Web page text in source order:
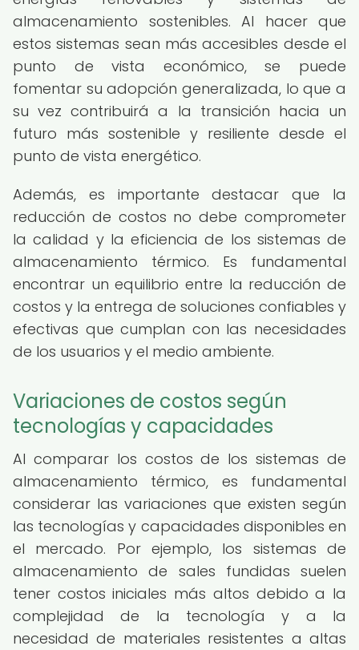
almacenamiento sostenibles. Al hacer que
estos sistemas sean más accesibles desde el
punto de vista económico, se puede
fomentar su adopción generalizada, lo que a
su vez contribuirá a la transición hacia un
futuro más sostenible y resiliente desde el
punto de vista energético.
Además, es importante destacar que la
reducción de costos no debe comprometer
la calidad y la eficiencia de los sistemas de
almacenamiento térmico. Es fundamental
encontrar un equilibrio entre la reducción de
costos y la entrega de soluciones confiables y
efectivas que cumplan con las necesidades
de los usuarios y el medio ambiente.
Variaciones de costos según
tecnologías y capacidades
Al comparar los costos de los sistemas de
almacenamiento térmico, es fundamental
considerar las variaciones que existen según
las tecnologías y capacidades disponibles en
el mercado. Por ejemplo, los sistemas de
almacenamiento de sales fundidas suelen
tener costos iniciales más altos debido a la
complejidad de la tecnología y a la
necesidad de materiales resistentes a altas